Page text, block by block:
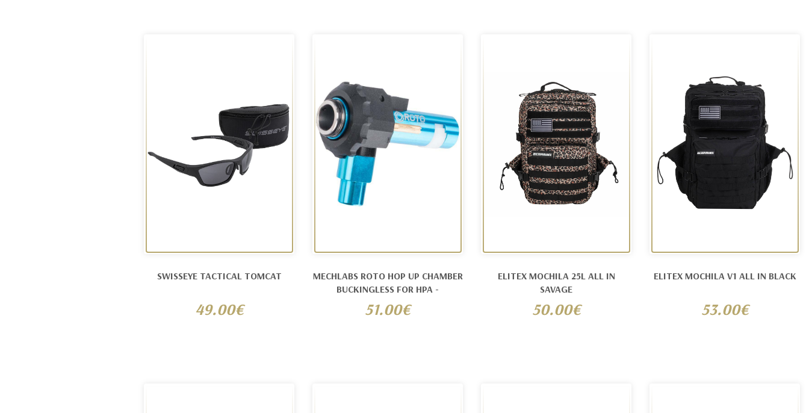
SWISSEYE TACTICAL TOMCAT
49.00€
MECHLABS ROTO HOP UP CHAMBER
BUCKINGLESS FOR HPA -
51.00€
ELITEX MOCHILA 25L ALL IN
SAVAGE
50.00€
ELITEX MOCHILA V1 ALL IN BLACK
53.00€